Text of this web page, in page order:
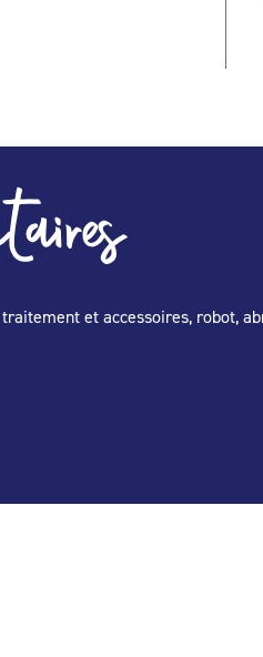
et accessoires, robot,